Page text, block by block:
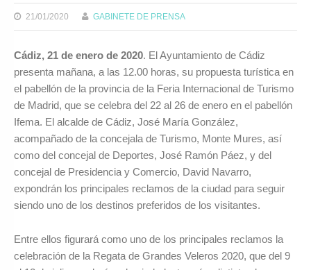
21/01/2020 GABINETE DE PRENSA
Cádiz, 21 de enero de 2020. El Ayuntamiento de Cádiz
presenta mañana, a las 12.00 horas, su propuesta turística en
el pabellón de la provincia de la Feria Internacional de Turismo
de Madrid, que se celebra del 22 al 26 de enero en el pabellón
Ifema. El alcalde de Cádiz, José María González,
acompañado de la concejala de Turismo, Monte Mures, así
como del concejal de Deportes, José Ramón Páez, y del
concejal de Presidencia y Comercio, David Navarro,
expondrán los principales reclamos de la ciudad para seguir
siendo uno de los destinos preferidos de los visitantes.
Entre ellos figurará como uno de los principales reclamos la
celebración de la Regata de Grandes Veleros 2020, que del 9